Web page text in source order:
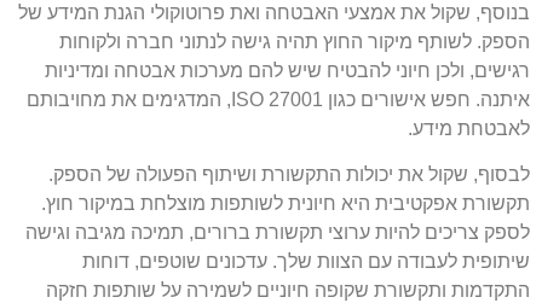
בנוסף, שקול את אמצעי האבטחה ואת פרוטוקולי הגנת המידע של
הספק. לשותף מיקור החוץ תהיה גישה לנתוני חברה ולקוחות
רגישים, ולכן חיוני להבטיח שיש להם מערכות אבטחה ומדיניות
איתנה. חפש אישורים כגון ISO 27001, המדגימים את מחויבותם
לאבטחת מידע.
לבסוף, שקול את יכולות התקשורת ושיתוף הפעולה של הספק.
תקשורת אפקטיבית היא חיונית לשותפות מוצלחת במיקור חוץ.
לספק צריכים להיות ערוצי תקשורת ברורים, תמיכה מגיבה וגישה
שיתופית לעבודה עם הצוות שלך. עדכונים שוטפים, דוחות
התקדמות ותקשורת שקופה חיוניים לשמירה על שותפות חזקה